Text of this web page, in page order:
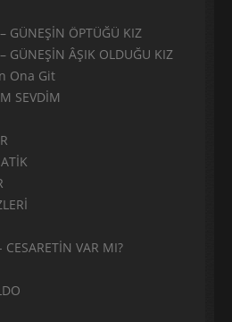
GÜNEŞİN ÖPTÜĞÜ KIZ
GÜNEŞİN ÂŞIK OLDUĞU KIZ
Ona Git
SEVDİM
VAR MI?